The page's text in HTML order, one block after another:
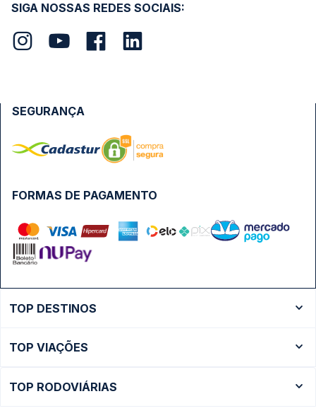
SIGA NOSSAS REDES SOCIAIS:
FORMAS DE PAGAMENTO
SEGURANÇA
TOP DESTINOS
Ônibus São Paulo
TOP VIAÇÕES
TOP RODOVIÁRIAS